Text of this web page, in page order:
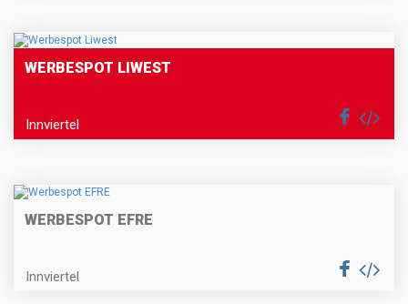
WERBESPOT LIWEST
Innviertel
WERBESPOT EFRE
Innviertel